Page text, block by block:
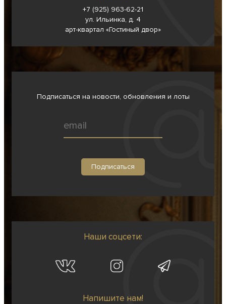
+7 (925) 963-62-21
ул. Ильинка, д. 4
арт-квартал «Гостиный двор»
Подписаться на новости, обновления и лоты
Наши соцсети:
Напишите нам!